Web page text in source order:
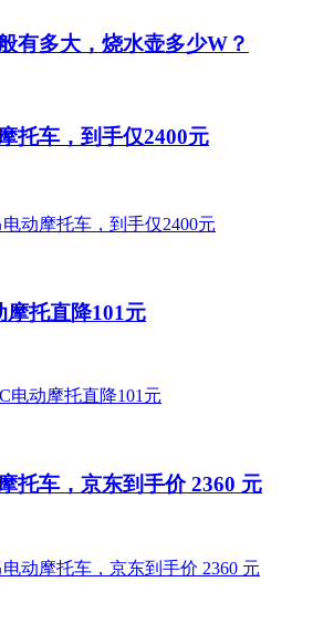
有多大，烧水壶多少W？
托车，到手仅2400元
摩托直降101元
托车，京东到手价 2360 元